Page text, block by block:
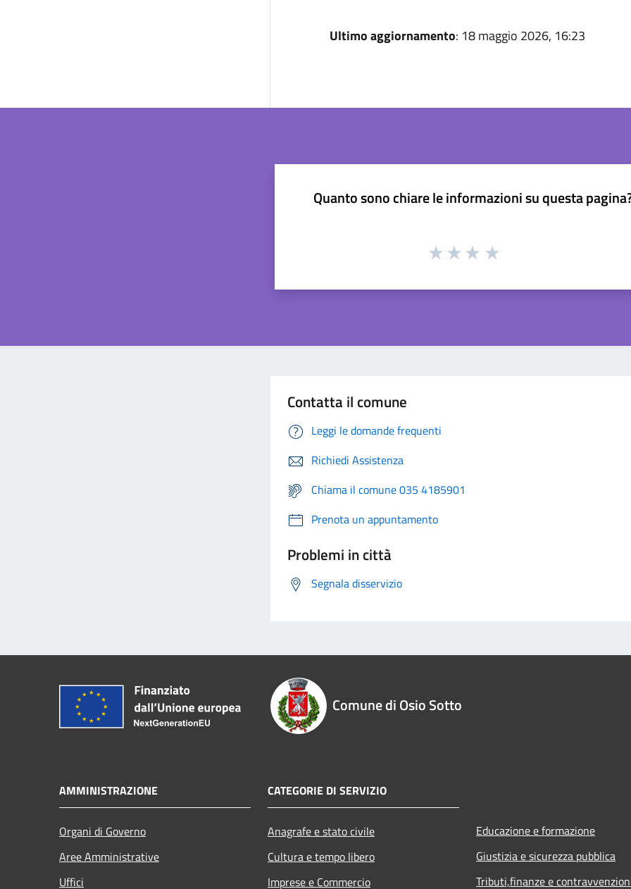
Ultimo aggiornamento: 18 maggio 2026, 16:23
Quanto sono chiare le informazioni su questa
Contatta il comune
Leggi le domande frequenti
Richiedi Assistenza
Chiama il comune 035 4185901
Prenota un appuntamento
Problemi in città
Segnala disservizio
Comune di Osio Sotto
AMMINISTRAZIONE
Organi di Governo
Aree Amministrative
Uffici
CATEGORIE DI SERVIZIO
Anagrafe e stato civile
Cultura e tempo libero
Imprese e Commercio
Educazione e formazione
Giustizia e sicurezza pubblica
Tributi,finanze e